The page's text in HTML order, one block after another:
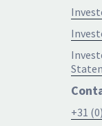
Staten
+31